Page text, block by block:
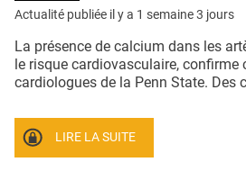
Actualité publiée il y a 1 semaine 3 jours
La présence de calcium dans les
le risque cardiovasculaire, confirme
cardiologues de la Penn State. Des
LIRE LA SUITE